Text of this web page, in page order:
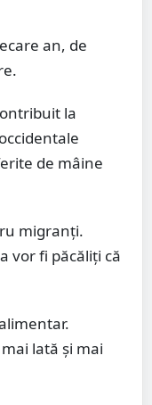
an, de
la
de mâine
migranți.
vor fi păcăliți că
lată și mai